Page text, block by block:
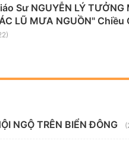
Sư NGUYỄN LÝ
LŨ MƯA NGUỒN"
NGỘ TRÊN BIỂN ĐÔNG